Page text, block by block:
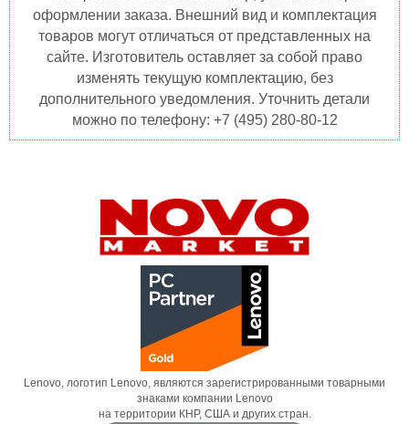
оформлении заказа. Внешний вид и комплектация
товаров могут отличаться от представленных на
сайте. Изготовитель оставляет за собой право
изменять текущую комплектацию, без
дополнительного уведомления. Уточнить детали
можно по телефону: +7 (495) 280-80-12
Lenovo, логотип Lenovo, являются зарегистрированными товарными
знаками компании Lenovo
на территории КНР, США и других стран.